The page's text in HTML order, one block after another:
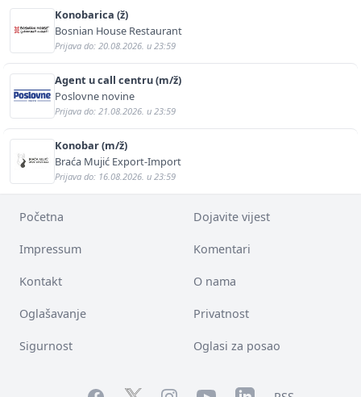
Konobarica (ž)
Bosnian House Restaurant
Prijava do: 20.08.2026. u 23:59
Agent u call centru (m/ž)
Poslovne novine
Prijava do: 21.08.2026. u 23:59
Konobar (m/ž)
Braća Mujić Export-Import
Prijava do: 16.08.2026. u 23:59
Početna Dojavite vijest
Impressum Komentari
Kontakt O nama
Oglašavanje Privatnost
Sigurnost Oglasi za posao